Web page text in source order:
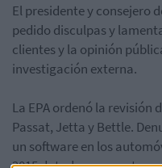
El presidente y consejero
pedido disculpas y
clientes y la opinión
investigación externa.
La EPA ordenó la revisión
Passat, Jetta y Bettle.
un software en los